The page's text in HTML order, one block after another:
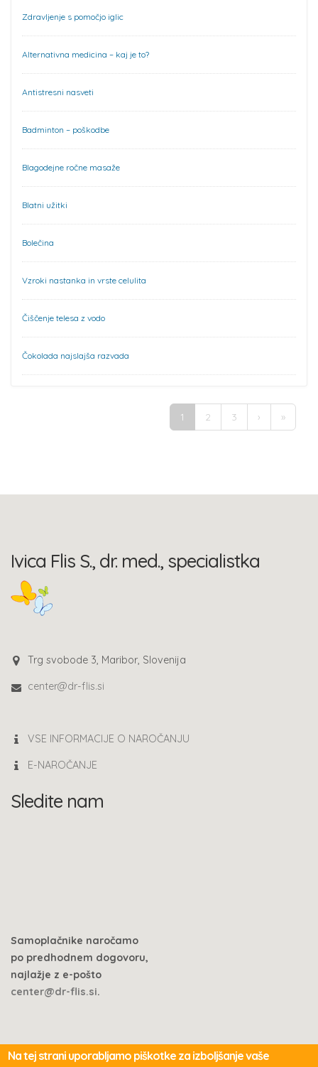
Zdravljenje s pomočjo iglic
Alternativna medicina – kaj je to?
Antistresni nasveti
Badminton – poškodbe
Blagodejne ročne masaže
Blatni užitki
Bolečina
Vzroki nastanka in vrste celulita
Čiščenje telesa z vodo
Čokolada najslajša razvada
1 2 3 › »
Ivica Flis S., dr. med., specialistka
Trg svobode 3, Maribor, Slovenija
center@dr-flis.si
VSE INFORMACIJE O NAROČANJU
E-NAROČANJE
Sledite nam
Samoplačnike naročamo
po predhodnem dogovoru,
najlažje z e-pošto
center@dr-flis.si.
Na tej strani uporabljamo piškotke za izboljšanje vaše